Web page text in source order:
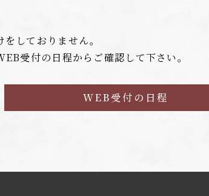
しておりません。
受付の日程からご確認して下さい。
WEB受付の日程